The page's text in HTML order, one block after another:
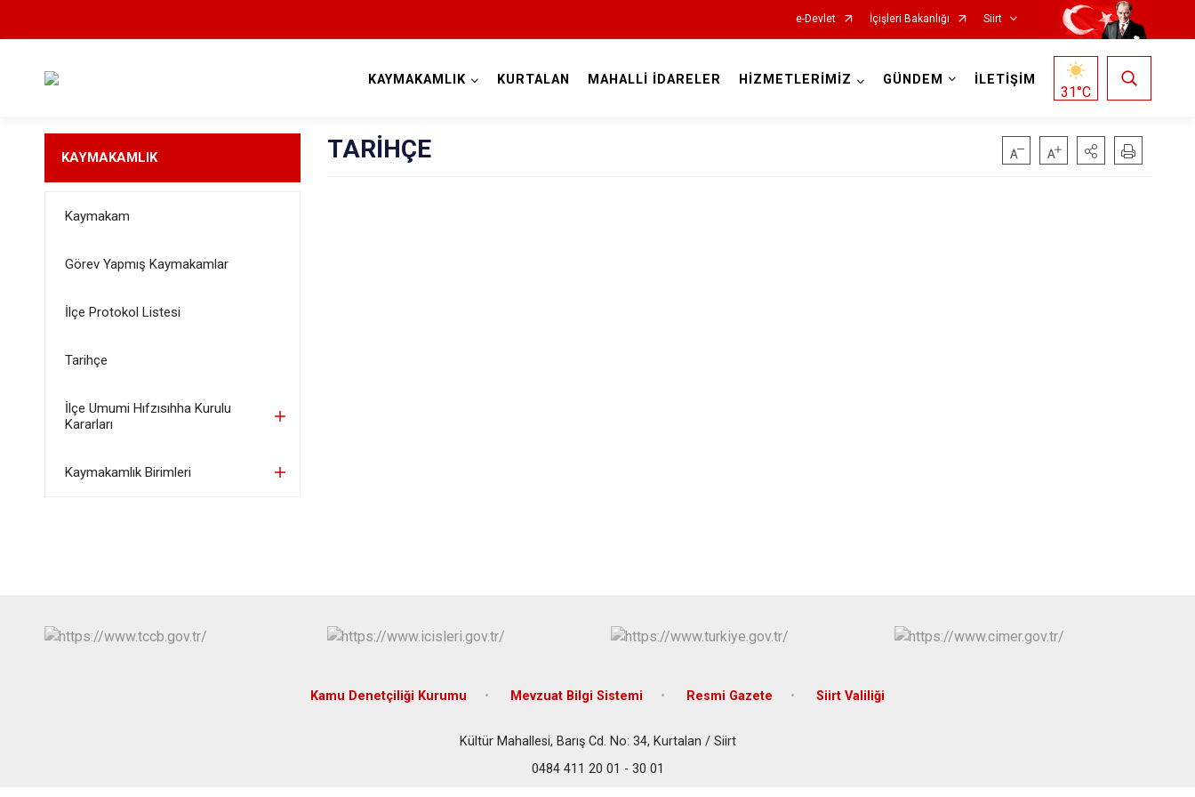
e-Devlet İçişleri Bakanlığı Siirt
KAYMAKAMLIK KURTALAN MAHALLİ İDARELER HİZMETLERİMİZ GÜNDEM İLETİŞİM
31°C
KAYMAKAMLIK
Kaymakam
Görev Yapmış Kaymakamlar
İlçe Protokol Listesi
Tarihçe
İlçe Umumi Hıfzısıhha Kurulu
Kararları
Kaymakamlık Birimleri
TARİHÇE
Kamu Denetçiliği Kurumu Mevzuat Bilgi Sistemi Resmi Gazete Siirt Valiliği
Kültür Mahallesi, Barış Cd. No: 34, Kurtalan / Siirt
0484 411 20 01 - 30 01